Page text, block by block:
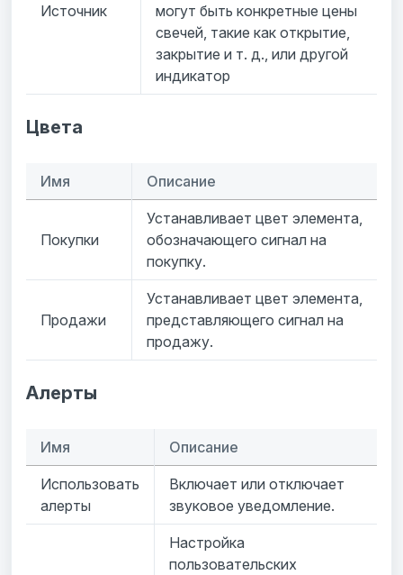
Источник
могут быть конкретные цены
свечей, такие как открытие,
закрытие и т. д., или другой
индикатор
Цвета
Имя Описание
Покупки
Устанавливает цвет элемента,
обозначающего сигнал на
покупку.
Продажи
Устанавливает цвет элемента,
представляющего сигнал на
продажу.
Алерты
Имя Описание
Использовать
алерты
Включает или отключает
звуковое уведомление.
Настройка
пользовательских